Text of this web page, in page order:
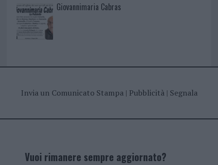
Giovannimaria Cabras
Invia un Comunicato Stampa| Pubblicità| Segnala
Vuoi rimanere sempre aggiornato?